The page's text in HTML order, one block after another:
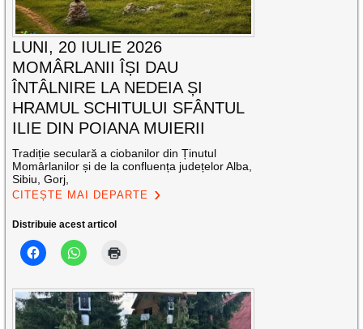
LUNI, 20 IULIE 2026
MOMÂRLANII ÎȘI DAU
ÎNTÂLNIRE LA NEDEIA ȘI
HRAMUL SCHITULUI SFÂNTUL
ILIE DIN POIANA MUIERII
Tradiție seculară a ciobanilor din Ținutul
Momârlanilor și de la confluența județelor Alba,
Sibiu, Gorj,
CITEȘTE MAI DEPARTE
Distribuie acest articol